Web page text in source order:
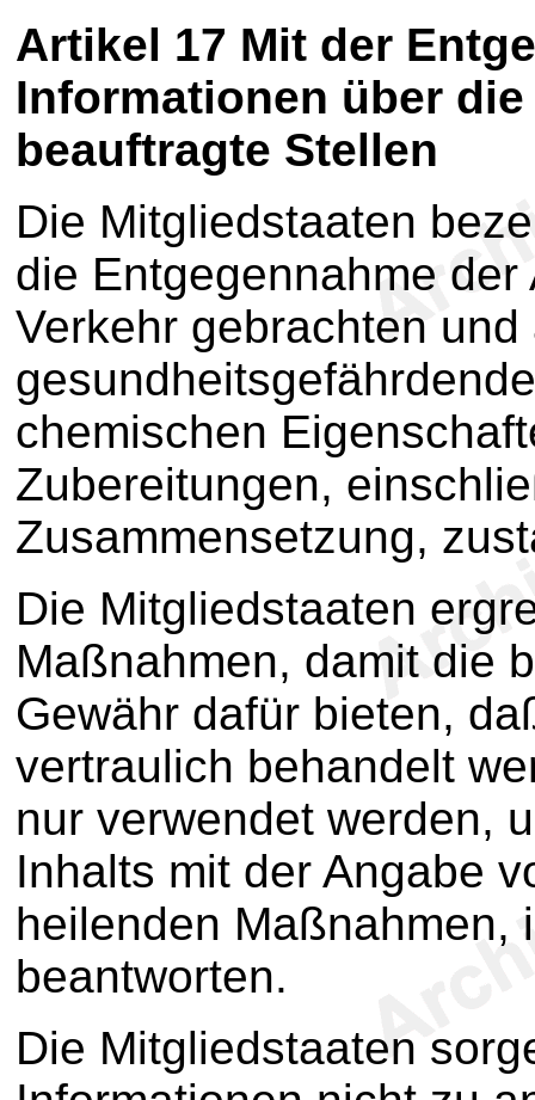
Artikel 17 Mit der
Informationen über
beauftragte Stellen
Die Mitgliedstaaten
die Entgegennahme
Verkehr gebrachten
chemischen
Zubereitungen,
Zusammensetzung,
Die Mitgliedstaaten
Maßnahmen, damit die
Gewähr dafür bieten,
vertraulich behandelt
nur verwendet werden,
Inhalts mit der Angabe
heilenden Maßnahmen,
beantworten.
Die Mitgliedstaaten